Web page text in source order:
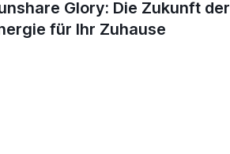
Glory: Die Zukunft der
für Ihr Zuhause